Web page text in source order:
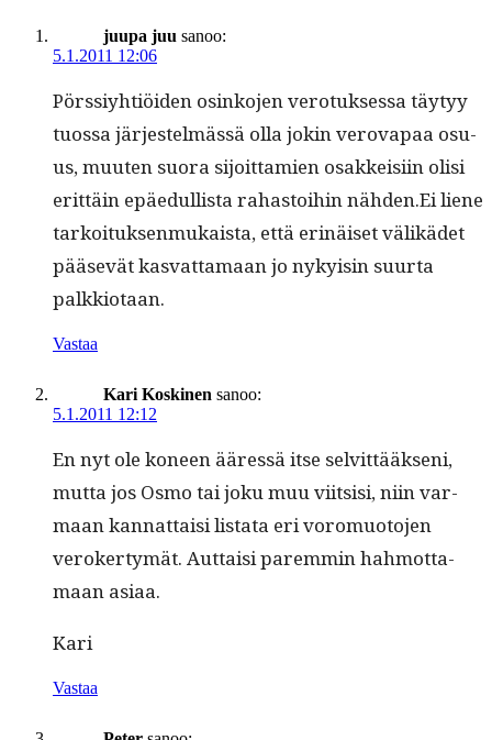
juupa juu sanoo:
5.1.2011 12:06
Pörssiy­htiöi­den osinko­jen vero­tuk­ses­sa täy­tyy
tuos­sa jär­jestelmässä olla jokin verova­paa osu­
us, muuten suo­ra sijoit­tamien osakkeisi­in olisi
erit­täin epäedullista rahas­toi­hin nähden.Ei liene
tarkoituk­sen­mukaista, että erinäiset välikädet
pää­sevät kas­vat­ta­maan jo nyky­isin suur­ta
palkkiotaan.
Vastaa
Kari Koskinen sanoo:
5.1.2011 12:12
En nyt ole koneen ääressä itse selvit­tääk­seni,
mut­ta jos Osmo tai joku muu viit­sisi, niin var­
maan kan­nat­taisi lis­ta­ta eri voro­muo­to­jen
vero­ker­tymät. Aut­taisi parem­min hah­mot­ta­
maan asiaa.
Kari
Vastaa